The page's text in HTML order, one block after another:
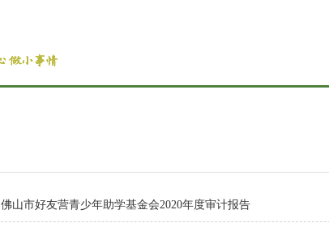
佛山市好友营青少年助学基金会2020年度审计报告